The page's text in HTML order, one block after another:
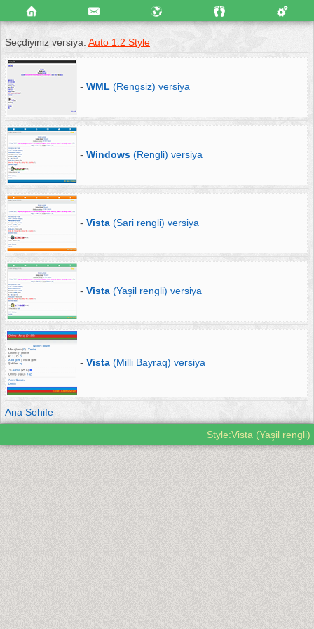
Seçdiyiniz versiya: Auto 1.2 Style
- WML (Rengsiz) versiya
- Windows (Rengli) versiya
- Vista (Sari rengli) versiya
- Vista (Yaşil rengli) versiya
- Vista (Milli Bayraq) versiya
Ana Sehife
Style:Vista (Yaşil rengli)